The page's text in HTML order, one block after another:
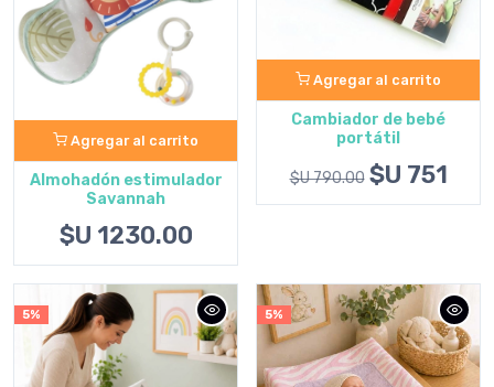
Agregar al carrito
Almohadón estimulador
Savannah
$U 1230.00
Agregar al carrito
Cambiador de bebé
portátil
$U 790.00 $U 751
5% 5%